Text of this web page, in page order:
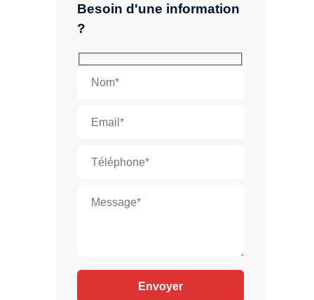
Besoin d'une information
?